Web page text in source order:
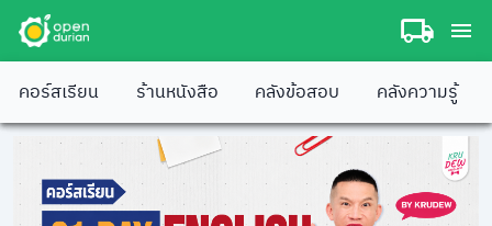
คอร์สเรียน ร้านหนังสือ คลังข้อสอบ คลังความรู้